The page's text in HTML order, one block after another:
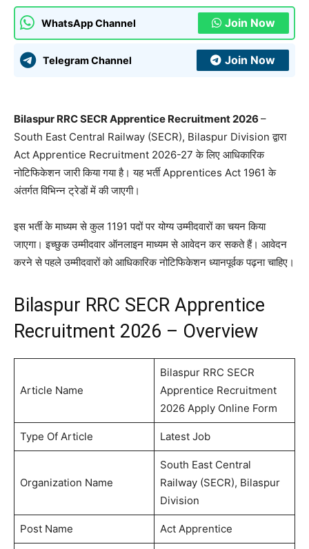
WhatsApp Channel Join Now
Telegram Channel Join Now
Bilaspur RRC SECR Apprentice Recruitment 2026 –
South East Central Railway (SECR), Bilaspur Division द्वारा
Act Apprentice Recruitment 2026-27 के लिए आधिकारिक
नोटिफिकेशन जारी किया गया है। यह भर्ती Apprentices Act 1961 के
अंतर्गत विभिन्न ट्रेडों में की जाएगी।
इस भर्ती के माध्यम से कुल 1191 पदों पर योग्य उम्मीदवारों का चयन किया
जाएगा। इच्छुक उम्मीदवार ऑनलाइन माध्यम से आवेदन कर सकते हैं। आवेदन
करने से पहले उम्मीदवारों को आधिकारिक नोटिफिकेशन ध्यानपूर्वक पढ़ना चाहिए।
Bilaspur RRC SECR Apprentice
Recruitment 2026 – Overview
Article Name
Bilaspur RRC SECR
Apprentice Recruitment
2026 Apply Online Form
Type Of Article Latest Job
Organization Name
South East Central
Railway (SECR), Bilaspur
Division
Post Name Act Apprentice